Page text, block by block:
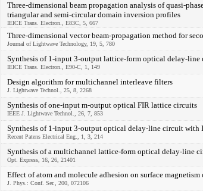
Three-dimensional beam propagation analysis of quasi-
triangular and semi-circular domain inversion profiles
IEICE Trans. Electron., E83C, 5, 667
Three-dimensional vector beam-propagation method for
Journal of Lightwave Technology, 19, 5, 780
Synthesis of 1-input 3-output lattice-form optical delay-line
IEICE Trans. Electron., E90-C, 1, 149
Design algorithm for multichannel interleave filters
J. Lightwave Technol., 25, 8, 2268
Synthesis of one-input m-output optical FIR lattice circuits
IEEE J. Lightwave Technol., 26, 7, 853
Synthesis of 1-input 3-output optical delay-line circuit with
Recent Patens Electrical Eng., 1, 3, 214
Synthesis of a multichannel lattice-form optical delay-line
Opt. Express, 16, 26, 21401
Effect of atom and molecule adhesion on surface
J. Phys.: Conf. Ser., 200, 072106